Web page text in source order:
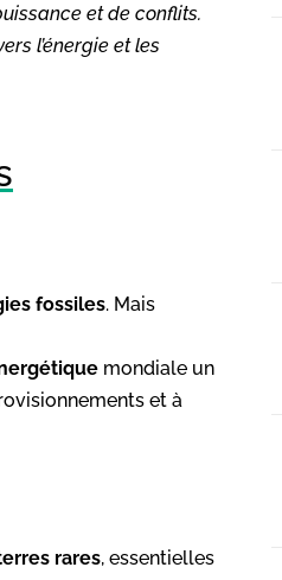
et de conflits.
l’énergie et les
fossiles. Mais
mondiale un
et à
rares, essentielles